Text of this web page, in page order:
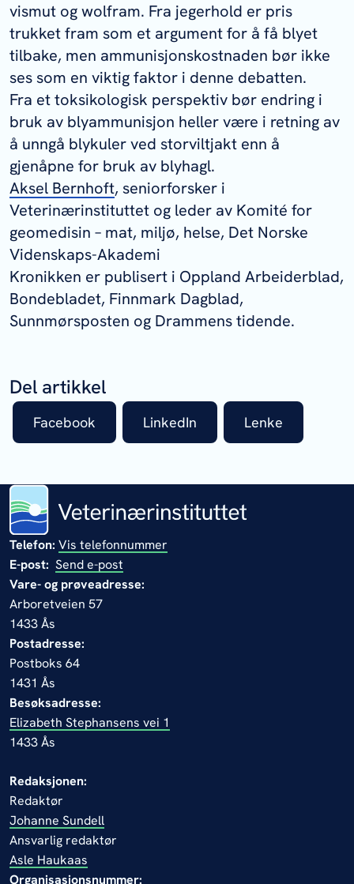
vismut og wolfram. Fra jegerhold er pris
trukket fram som et argument for å få blyet
tilbake, men ammunisjonskostnaden bør ikke
ses som en viktig faktor i denne debatten.
Fra et toksikologisk perspektiv bør endring i
bruk av blyammunisjon heller være i retning av
å unngå blykuler ved storviltjakt enn å
gjenåpne for bruk av blyhagl.
Aksel Bernhoft, seniorforsker i
Veterinærinstituttet og leder av Komité for
geomedisin – mat, miljø, helse, Det Norske
Videnskaps-Akademi
Kronikken er publisert i Oppland Arbeiderblad,
Bondebladet, Finnmark Dagblad,
Sunnmørsposten og Drammens tidende.
Del artikkel
Facebook LinkedIn Lenke
Telefon: Vis telefonnummer
E-post: Send e-post
Vare- og prøveadresse:
Arboretveien 57
1433 Ås
Postadresse:
Postboks 64
1431 Ås
Besøksadresse:
Elizabeth Stephansens vei 1
1433 Ås
Redaksjonen:
Redaktør
Johanne Sundell
Ansvarlig redaktør
Asle Haukaas
Organisasjonsnummer: